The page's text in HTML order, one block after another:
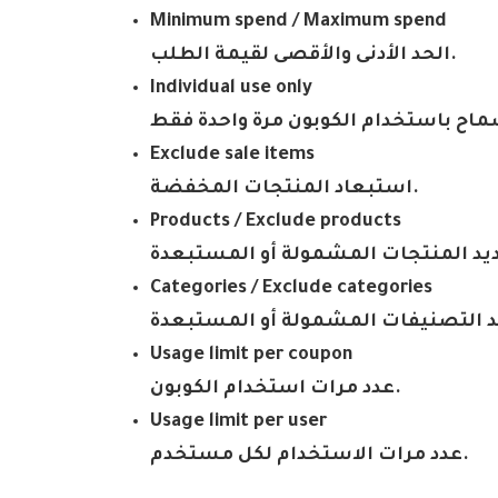
Minimum spend / Maximum spend
الحد الأدنى والأقصى لقيمة الطلب.
Individual use only
باستخدام الكوبون مرة واحدة فقط
Exclude sale items
استبعاد المنتجات المخفضة.
Products / Exclude products
المنتجات المشمولة أو المستبعدة
Categories / Exclude categories
التصنيفات المشمولة أو المستبعدة
Usage limit per coupon
عدد مرات استخدام الكوبون.
Usage limit per user
عدد مرات الاستخدام لكل مستخدم.